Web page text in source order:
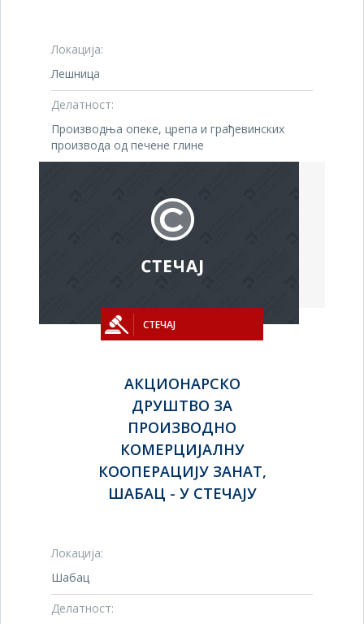
Локација:
Лешница
Делатност:
Производња опеке, црепа и грађевинских
производа од печене глине
СТЕЧАЈ
АКЦИОНАРСКО
ДРУШТВО ЗА
ПРОИЗВОДНО
КОМЕРЦИЈАЛНУ
КООПЕРАЦИЈУ ЗАНАТ,
ШАБАЦ - У СТЕЧАЈУ
Локација:
Шабац
Делатност: